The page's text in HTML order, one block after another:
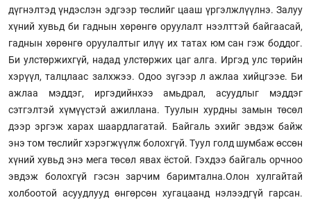
дүгнэлтэд үндэслэн эдгээр төслийг цааш үргэлжлүүлнэ. Залуу
хүний хувьд би гаднын хөрөнгө оруулалт нээлттэй байгаасай,
гаднын хөрөнгө оруулалтыг илүү их татах юм сан гэж боддог.
Би улстөржихгүй, надад улстөржих цаг алга. Иргэд улс төрийн
хэрүүл, талцлаас залхжээ. Одоо зүгээр л ажлаа хийцгээе. Би
ажлаа мэддэг, иргэдийнхээ амьдрал, асуудлыг мэддэг
сэтгэлтэй хүмүүстэй ажиллана. Туулын хурдны замын төсөл
дээр эргэж харах шаардлагатай. Байгаль эхийг эвдэж байж
энэ том төслийг хэрэгжүүлж болохгүй. Туул голд шумбаж өссөн
хүний хувьд энэ мега төсөл явах ёстой. Гэхдээ байгаль орчноо
эвдэж болохгүй гэсэн зарчим баримтална.Олон хулгайтай
холбоотой асуудлууд өнгөрсөн хугацаанд нэлээдгүй гарсан.